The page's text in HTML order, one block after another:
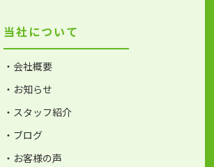
当社について
・会社概要
・お知らせ
・スタッフ紹介
・ブログ
・お客様の声